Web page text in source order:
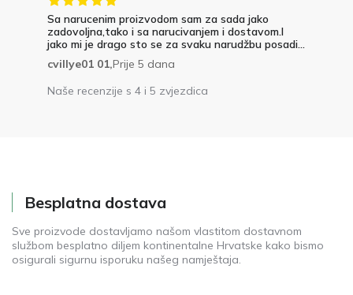
Sa narucenim proizvodom sam za sada jako
zadovoljna,tako i sa narucivanjem i dostavom.I
jako mi je drago sto se za svaku narudžbu posadi...
cvillye01 01,Prije 5 dana
Naše recenzije s 4 i 5 zvjezdica
Besplatna dostava
Sve proizvode dostavljamo našom vlastitom dostavnom
službom besplatno diljem kontinentalne Hrvatske kako bismo
osigurali sigurnu isporuku našeg namještaja.